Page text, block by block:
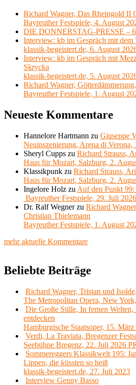
Richard Wagner, Das Rheingold II
Bayreuther Festspiele, 4. August
DIE DONNERSTAG-PRESSE –
Interview: kb im Gespräch mit
klassik-begeistert.de, 6. August
Interview: kb im Gespräch mit
Skrycka
klassik-begeistert.de, 5. August
Richard Wagner,
Bayreuther Festspiele, 1. August
Neueste Kommentare
Hannelore Hartmann zu Giuseppe
Neuinszenierung, Arena di Verona,
Sheryl Cupps zu Richard Strauss,
Haus für Mozart, Salzburg, 2.
Klassikpunk zu Richard Strauss,
Haus für Mozart, Salzburg, 2.
Ingelore Holz zu Auf den Punkt
Bayreuther Festspiele, 29. Juli 2026
Dr. Ralf Wegnerzu Richard
Christian Thielemann
Bayreuther Festspiele, 1. August
mehr aktuelle Kommentare
Beliebte Beiträge
Richard Wagner, Tristan und
The Metropolitan Opera, New
Die Große Stille, In fernen
entdecken
Hamburgische Staatsoper, 15. März
Verdi, La Traviata, Bregenzer
Seebühne Bregenz, 22. Juli 2026
Sommereggers Klassikwelt 195:
Lippen, die küssten so heiß
klassik-begeistert.de, 27. Juli 2023
Interview Genny Basso